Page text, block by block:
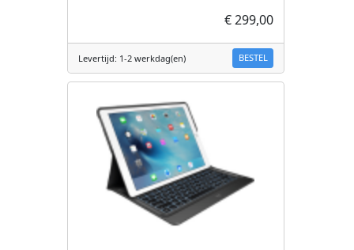
€ 299,00
Levertijd: 1-2 werkdag(en) BESTEL